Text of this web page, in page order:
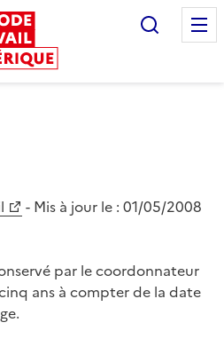
- Mis à jour le : 01/05/2008
par le coordonnateur
ans à compter de la date